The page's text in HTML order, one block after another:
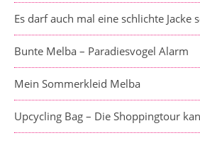
Es darf auch mal eine schlichte Jacke
Bunte Melba – Paradiesvogel Alarm
Mein Sommerkleid Melba
Upcycling Bag – Die Shoppingtour